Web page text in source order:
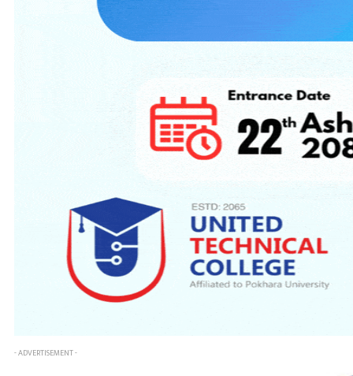
- ADVERTISEMENT -